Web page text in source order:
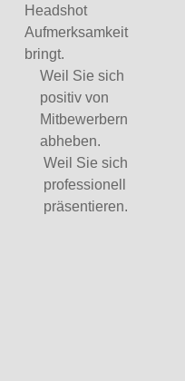
Headshot
Aufmerksamkeit
bringt.
Weil Sie sich
positiv von
Mitbewerbern
abheben.
Weil Sie sich
professionell
präsentieren.